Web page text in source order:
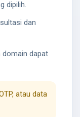
dipilih.
dan
domain dapat
atau data